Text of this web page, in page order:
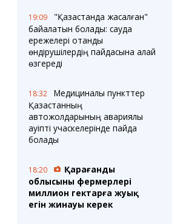
19:09
"Қазақстанда жасалған"
байқалатын болады: сауда
ережелері отандық
өндірушілердің пайдасына қалай
өзгереді
18:32
Медициналық пункттер
Қазақстанның
автожолдарының авариялық
қауіпті учаскелерінде пайда
болады
18:20
Қарағанды
облысының фермерлері
миллион гектарға жуық
егін жинауы керек